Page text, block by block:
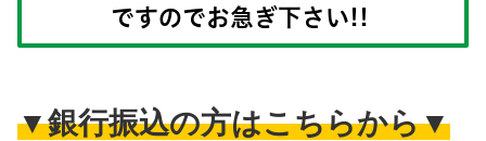
ですのでお急ぎ下さい!!
▼銀行振込の方はこちらから▼